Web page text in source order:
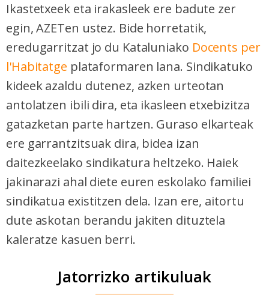
Ikastetxeek eta irakasleek ere badute zer
egin, AZETen ustez. Bide horretatik,
eredugarritzat jo du Kataluniako Docents per
l'Habitatge plataformaren lana. Sindikatuko
kideek azaldu dutenez, azken urteotan
antolatzen ibili dira, eta ikasleen etxebizitza
gatazketan parte hartzen. Guraso elkarteak
ere garrantzitsuak dira, bidea izan
daitezkeelako sindikatura heltzeko. Haiek
jakinarazi ahal diete euren eskolako familiei
sindikatua existitzen dela. Izan ere, aitortu
dute askotan berandu jakiten dituztela
kaleratze kasuen berri.
Jatorrizko artikuluak